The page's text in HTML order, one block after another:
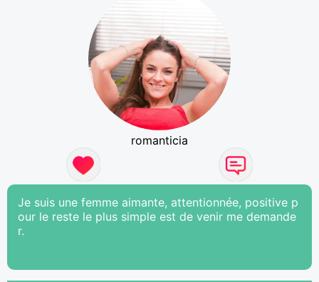
romanticia
Je suis une femme aimante, attentionnée, positive p
our le reste le plus simple est de venir me demande
r.